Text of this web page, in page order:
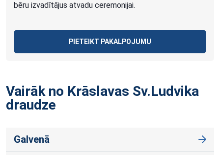
bēru izvadītājus atvadu ceremonijai.
PIETEIKT PAKALPOJUMU
Vairāk no Krāslavas Sv.Ludvika
draudze
Galvenā